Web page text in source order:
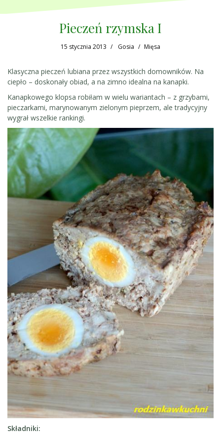
Pieczeń rzymska I
15 stycznia 2013 Gosia Mięsa
Klasyczna pieczeń lubiana przez wszystkich domowników. Na
ciepło – doskonały obiad, a na zimno idealna na kanapki.
Kanapkowego klopsa robiłam w wielu wariantach – z grzybami,
pieczarkami, marynowanym zielonym pieprzem, ale tradycyjny
wygrał wszelkie rankingi.
Składniki: